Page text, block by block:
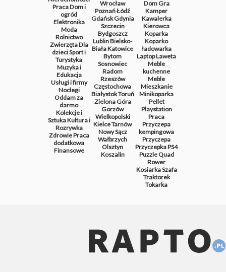
PracaDom i
ogród
Elektronika
Moda
Rolnictwo
ZwierzętaDla
dzieciSport i
Turystyka
Muzyka i
Edukacja
Usługi i firmy
Noclegi
Oddam za
darmo
Kolekcje i
SztukaKultura i
Rozrywka
ZdrowiePraca
dodatkowa
Finansowe
Wrocław
PoznańŁódź
GdańskGdynia
Szczecin
Bydgoszcz
LublinBielsko-
BiałaKatowice
Bytom
Sosnowiec
Radom
Rzeszów
Częstochowa
BiałystokToruń
Zielona Góra
Gorzów
Wielkopolski
KielceTarnów
Nowy Sącz
Wałbrzych
Olsztyn
Koszalin
DomGra
Kamper
Kawalerka
Kierowca
Koparka
Koparko
ładowarka
LaptopLaweta
Meble
kuchenne
Meble
Mieszkanie
Minikoparka
Pellet
Playstation
Praca
Przyczepa
kempingowa
Przyczepa
PrzyczepkaPS4
PuzzleQuad
Rower
KosiarkaSzafa
Traktorek
Tokarka